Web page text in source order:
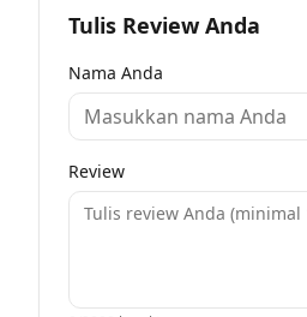
Tulis Review Anda
Nama Anda
Review